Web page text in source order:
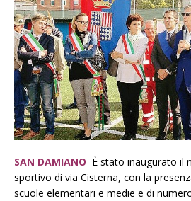
SAN DAMIANO È stato inaugurato il
sportivo di via Cisterna, con la
scuole elementari e medie e di